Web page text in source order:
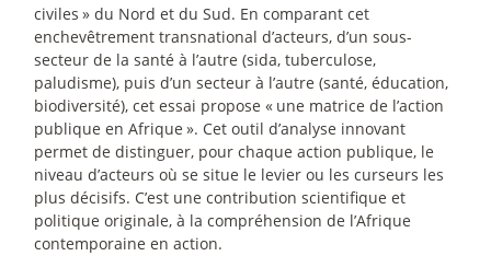
civiles » du Nord et du Sud. En comparant cet
enchevêtrement transnational d’acteurs, d’un sous-
secteur de la santé à l’autre (sida, tuberculose,
paludisme), puis d’un secteur à l’autre (santé, éducation,
biodiversité), cet essai propose « une matrice de l’action
publique en Afrique ». Cet outil d’analyse innovant
permet de distinguer, pour chaque action publique, le
niveau d’acteurs où se situe le levier ou les curseurs les
plus décisifs. C’est une contribution scientifique et
politique originale, à la compréhension de l’Afrique
contemporaine en action.